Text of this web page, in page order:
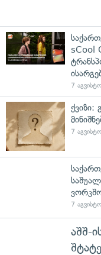
sCool
7
ქვიზი:
7
7
აშშ-